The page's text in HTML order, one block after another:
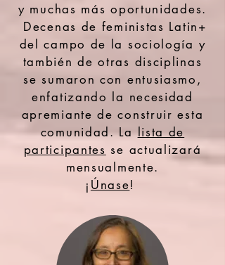
y muchas más oportunidades.
Decenas de feministas Latin+
del campo de la sociología y
también de otras disciplinas
se sumaron con entusiasmo,
enfatizando la necesidad
apremiante de construir esta
comunidad. Lalista de
participantes se actualizará
mensualmente.
¡ Únase!